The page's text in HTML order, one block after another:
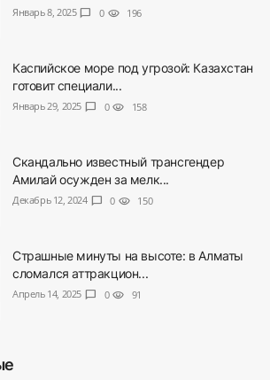
Январь 8, 2025 chat_bubble 0 visibility 196
Каспийское море под угрозой: Казахстан
готовит специали...
Январь 29, 2025 chat_bubble 0 visibility 158
Скандально известный трансгендер
Амилай осужден за мелк...
Декабрь 12, 2024 chat_bubble 0 visibility 150
Страшные минуты на высоте: в Алматы
сломался аттракцион...
Апрель 14, 2025 chat_bubble 0 visibility 91